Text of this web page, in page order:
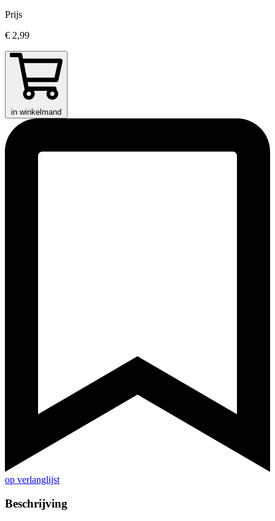
Prijs
€ 2,99
in winkelmand
op verlanglijst
Beschrijving